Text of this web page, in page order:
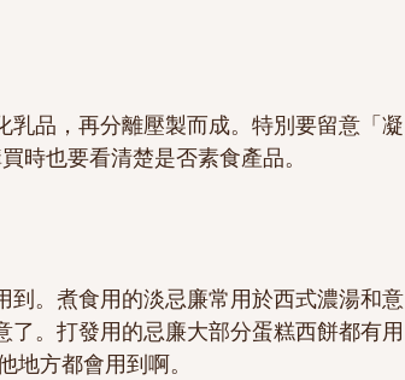
品，再分離壓製而成。特別要留意「凝
時也要看清楚是否素食產品。
。煮食用的淡忌廉常用於西式濃湯和意
。打發用的忌廉大部分蛋糕西餅都有用
方都會用到啊。